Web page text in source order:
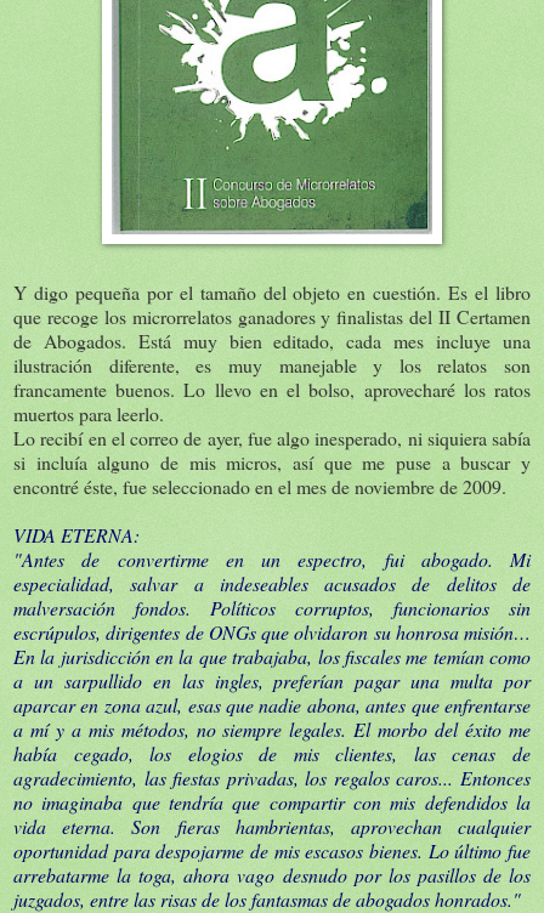
Y digo pequeña por el tamaño del objeto en cuestión. Es el libro
que recoge los microrrelatos ganadores y finalistas del II Certamen
de Abogados. Está muy bien editado, cada mes incluye una
ilustración diferente, es muy manejable y los relatos son
francamente buenos. Lo llevo en el bolso, aprovecharé los ratos
muertos para leerlo.
Lo recibí en el correo de ayer, fue algo inesperado, ni siquiera sabía
si incluía alguno de mis micros, así que me puse a buscar y
encontré éste, fue seleccionado en el mes de noviembre de 2009.
VIDA ETERNA:
"Antes de convertirme en un espectro, fui abogado. Mi
especialidad, salvar a indeseables acusados de delitos de
malversación fondos. Políticos corruptos, funcionarios sin
escrúpulos, dirigentes de ONGs que olvidaron su honrosa misión…
En la jurisdicción en la que trabajaba, los fiscales me temían como
a un sarpullido en las ingles, preferían pagar una multa por
aparcar en zona azul, esas que nadie abona, antes que enfrentarse
a mí y a mis métodos, no siempre legales. El morbo del éxito me
había cegado, los elogios de mis clientes, las cenas de
agradecimiento, las fiestas privadas, los regalos caros... Entonces
no imaginaba que tendría que compartir con mis defendidos la
vida eterna. Son fieras hambrientas, aprovechan cualquier
oportunidad para despojarme de mis escasos bienes. Lo último fue
arrebatarme la toga, ahora vago desnudo por los pasillos de los
juzgados, entre las risas de los fantasmas de abogados honrados."